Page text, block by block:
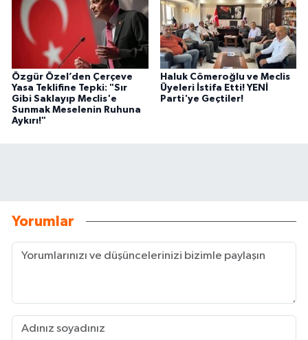
Özgür Özel’den Çerçeve
Yasa Teklifine Tepki: "Sır
Gibi Saklayıp Meclis'e
Sunmak Meselenin Ruhuna
Aykırı!"
Haluk Cömeroğlu ve Meclis
Üyeleri İstifa Etti! YENİ
Parti'ye Geçtiler!
Yorumlar